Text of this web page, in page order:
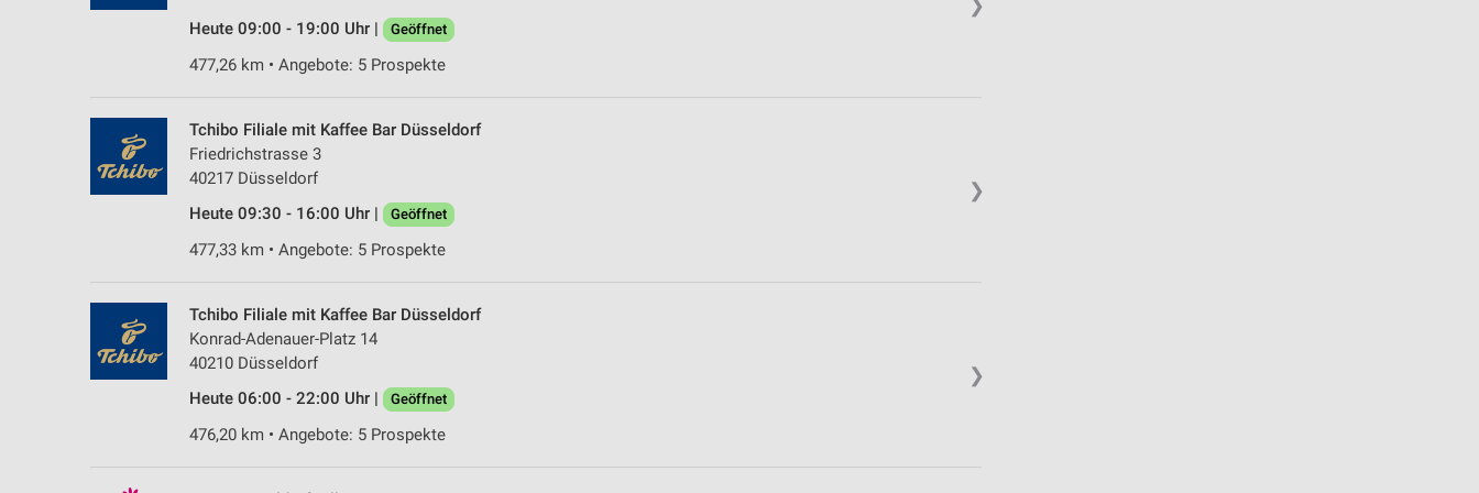
❯
Heute 09:00 - 19:00 Uhr |
Geöffnet
477,26 km • Angebote: 5 Prospekte
❯
Tchibo Filiale mit Kaffee Bar Düsseldorf
Friedrichstrasse 3
40217 Düsseldorf
Heute 09:30 - 16:00 Uhr |
Geöffnet
477,33 km • Angebote: 5 Prospekte
❯
Tchibo Filiale mit Kaffee Bar Düsseldorf
Konrad-Adenauer-Platz 14
40210 Düsseldorf
Heute 06:00 - 22:00 Uhr |
Geöffnet
476,20 km • Angebote: 5 Prospekte